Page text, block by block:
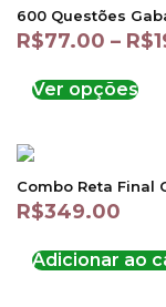
600 Questões
R$77.00 – R$
Ver opções
Combo Reta Final
R$349.00
Adicionar ao